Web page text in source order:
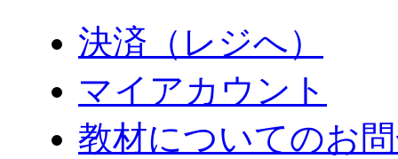
決済（レジへ）
マイアカウント
教材についてのお